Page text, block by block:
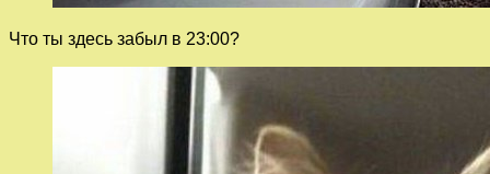
Что ты здесь забыл в 23:00?